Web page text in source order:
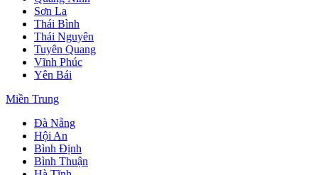
Sơn La
Thái Bình
Thái Nguyên
Tuyên Quang
Vĩnh Phúc
Yên Bái
Miền Trung
Đà Nẵng
Hội An
Bình Định
Bình Thuận